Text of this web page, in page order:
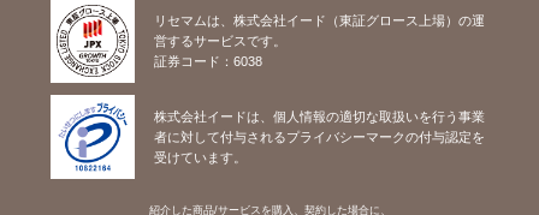
リセマムは、株式会社イード（東証グロース上場）の運
営するサービスです。
証券コード：6038
株式会社イードは、個人情報の適切な取扱いを行う事業
者に対して付与されるプライバシーマークの付与認定を
受けています。
紹介した商品/サービスを購入、契約した場合に、